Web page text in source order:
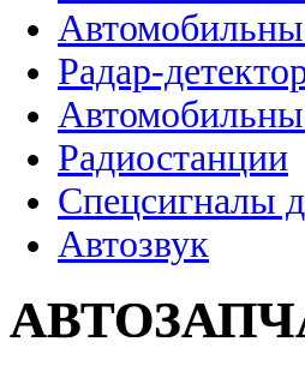
Радар-
Радиостанции
Спецсигналы
Автозвук